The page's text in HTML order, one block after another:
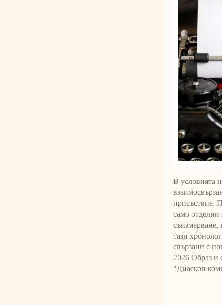
В условията
присъствие.
само
съизмерване,
тази
свързани с
2026 Образ и
"Диаскоп